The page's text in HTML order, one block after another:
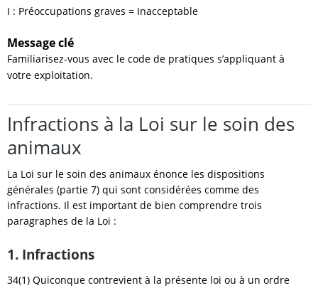
I : Préoccupations graves = Inacceptable
Message clé
Familiarisez-vous avec le code de pratiques s’appliquant à
votre exploitation.
Infractions à la Loi sur le soin des
animaux
La Loi sur le soin des animaux énonce les dispositions
générales (partie 7) qui sont considérées comme des
infractions. Il est important de bien comprendre trois
paragraphes de la Loi :
1. Infractions
34(1) Quiconque contrevient à la présente loi ou à un ordre